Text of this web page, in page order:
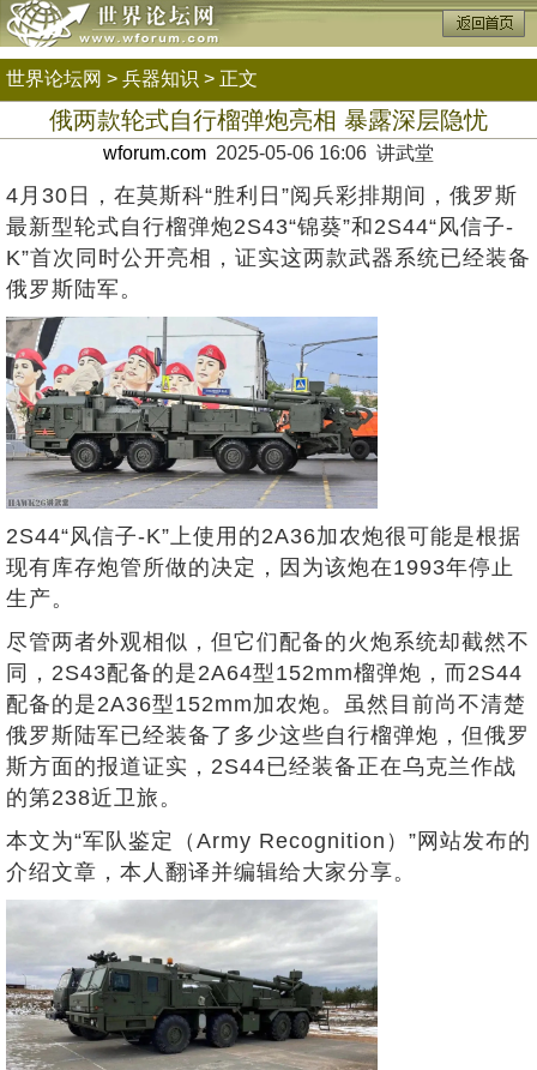
世界论坛网 > 兵器知识 > 正文
俄两款轮式自行榴弹炮亮相 暴露深层隐忧
wforum.com 2025-05-06 16:06 讲武堂
4月30日，在莫斯科“胜利日”阅兵彩排期间，俄罗斯
最新型轮式自行榴弹炮2S43“锦葵”和2S44“风信子-
K”首次同时公开亮相，证实这两款武器系统已经装备
俄罗斯陆军。
2S44“风信子-K”上使用的2A36加农炮很可能是根据
现有库存炮管所做的决定，因为该炮在1993年停止
生产。
尽管两者外观相似，但它们配备的火炮系统却截然不
同，2S43配备的是2A64型152mm榴弹炮，而2S44
配备的是2A36型152mm加农炮。虽然目前尚不清楚
俄罗斯陆军已经装备了多少这些自行榴弹炮，但俄罗
斯方面的报道证实，2S44已经装备正在乌克兰作战
的第238近卫旅。
本文为“军队鉴定（Army Recognition）”网站发布的
介绍文章，本人翻译并编辑给大家分享。